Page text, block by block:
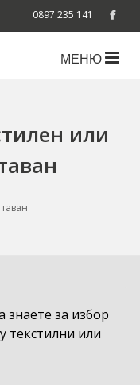
0897 235 141
МЕНЮ
или
за избор
текстилни или